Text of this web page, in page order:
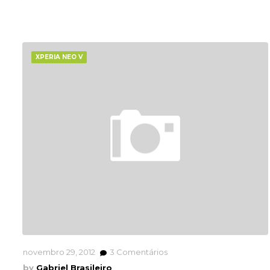
XPERIA NEO V
novembro 29, 2012 3 Comentários
Gabriel Brasileiro